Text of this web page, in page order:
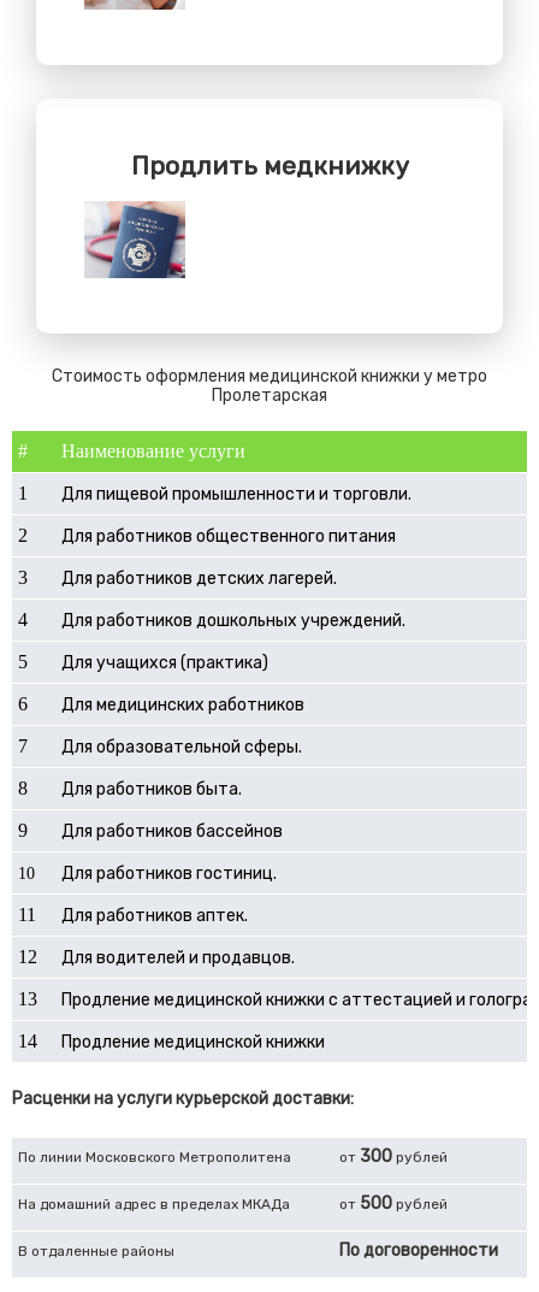
Продлить медкнижку
Стоимость оформления медицинской книжки у метро
Пролетарская
# Наименование услуги
1
Для пищевой промышленности и торговли.
2
Для работников общественного питания
3
Для работников детских лагерей.
4
Для работников дошкольных учреждений.
5
Для учащихся (практика)
6
Для медицинских работников
7
Для образовательной сферы.
8
Для работников быта.
9
Для работников бассейнов
10
Для работников гостиниц.
11
Для работников аптек.
12
Для водителей и продавцов.
13
Продление медицинской книжки с аттестацией и
14
Продление медицинской книжки
Расценки на услуги курьерской доставки:
По линии Московского Метрополитена от 300 рублей
На домашний адрес в пределах МКАДа от 500 рублей
В отдаленные районы По договоренности